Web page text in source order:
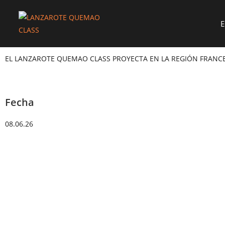
EL LANZAROTE QUEMAO CLASS PROYECTA EN LA REGIÓN
Fecha
08.06.26